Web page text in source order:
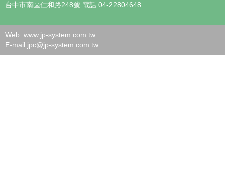
台中市南區仁和路248號 電話:04-22804648
Web: www.jp-system.com.tw
E-mail:jpc@jp-system.com.tw